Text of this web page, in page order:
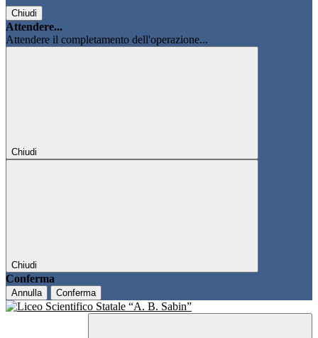
Chiudi
Attendere...
Attendere il completamento dell'operazione...
Chiudi
Chiudi
Conferma
Annulla Conferma